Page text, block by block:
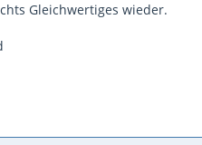
Gleichwertiges wieder.